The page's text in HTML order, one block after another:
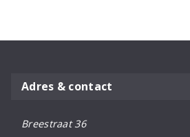
Adres & contact
Breestraat 36